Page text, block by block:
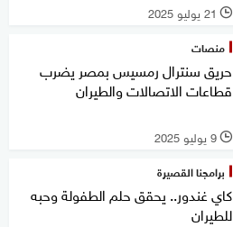
l 21 يوليو 2025
منصات
حريق سنترال رمسيس بمصر يضرب
قطاعات الاتصالات والطيران
l 9 يوليو 2025
برامجنا القصيرة
كاي غندور.. يحقق حلم الطفولة وحبه
للطيران